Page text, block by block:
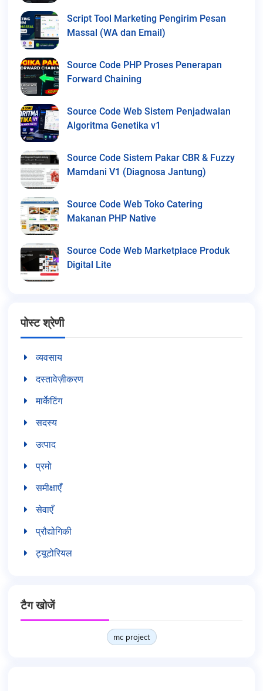
Script Tool Marketing Pengirim Pesan
Massal (WA dan Email)
Source Code PHP Proses Penerapan
Forward Chaining
Source Code Web Sistem Penjadwalan
Algoritma Genetika v1
Source Code Sistem Pakar CBR & Fuzzy
Mamdani V1 (Diagnosa Jantung)
Source Code Web Toko Catering
Makanan PHP Native
Source Code Web Marketplace Produk
Digital Lite
पोस्ट श्रेणी
व्यवसाय
दस्तावेज़ीकरण
मार्केटिंग
सदस्य
उत्पाद
प्रमो
समीक्षाएँ
सेवाएँ
प्रौद्योगिकी
ट्यूटोरियल
टैग खोजें
mc project